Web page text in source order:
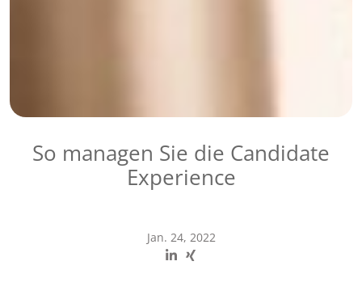
So managen Sie die Candidate
Experience
Jan. 24, 2022